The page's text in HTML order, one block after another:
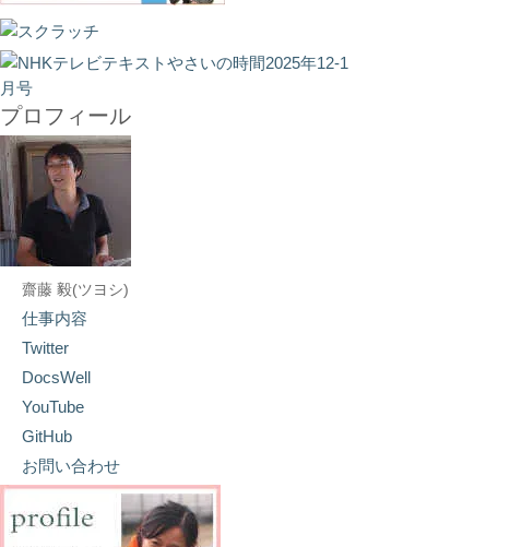
プロフィール
齋藤 毅(ツヨシ)
仕事内容
Twitter
DocsWell
YouTube
GitHub
お問い合わせ